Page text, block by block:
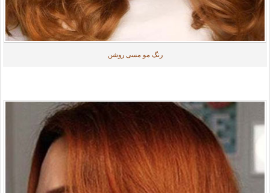
رنگ مو مسی روشن